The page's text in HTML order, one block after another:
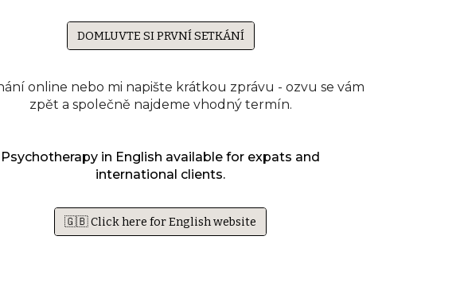
DOMLUVTE SI PRVNÍ SETKÁNÍ
online nebo mi napište krátkou zprávu - ozvu se vám
zpět a společně najdeme vhodný termín.
Psychotherapy in English available for expats and
international clients.
🇬🇧 Click here for English website